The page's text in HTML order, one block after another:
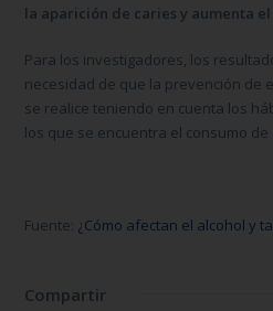
la aparición de caries y aumenta
Para los investigadores, los
necesidad de que la prevención de
se realice teniendo en cuenta los
los que se encuentra el consumo de
Fuente: ¿Cómo afectan el alcohol y
Compartir